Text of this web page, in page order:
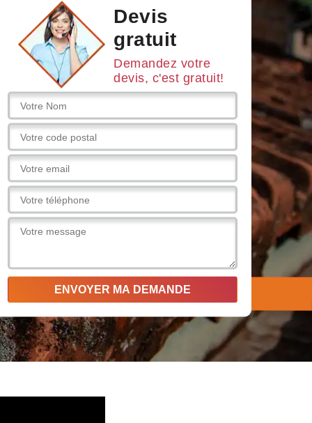
Devis
gratuit
Demandez votre
devis, c'est gratuit!